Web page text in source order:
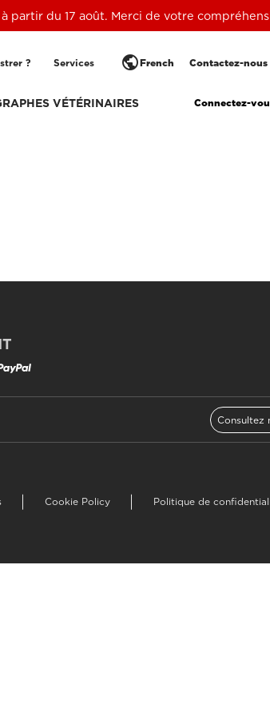
partir du 17 août. Merci de votre
? Services Contactez-nous
publicFrench
VÉTÉRINAIRES Connectez-
Consultez
Cookie Policy Politique de